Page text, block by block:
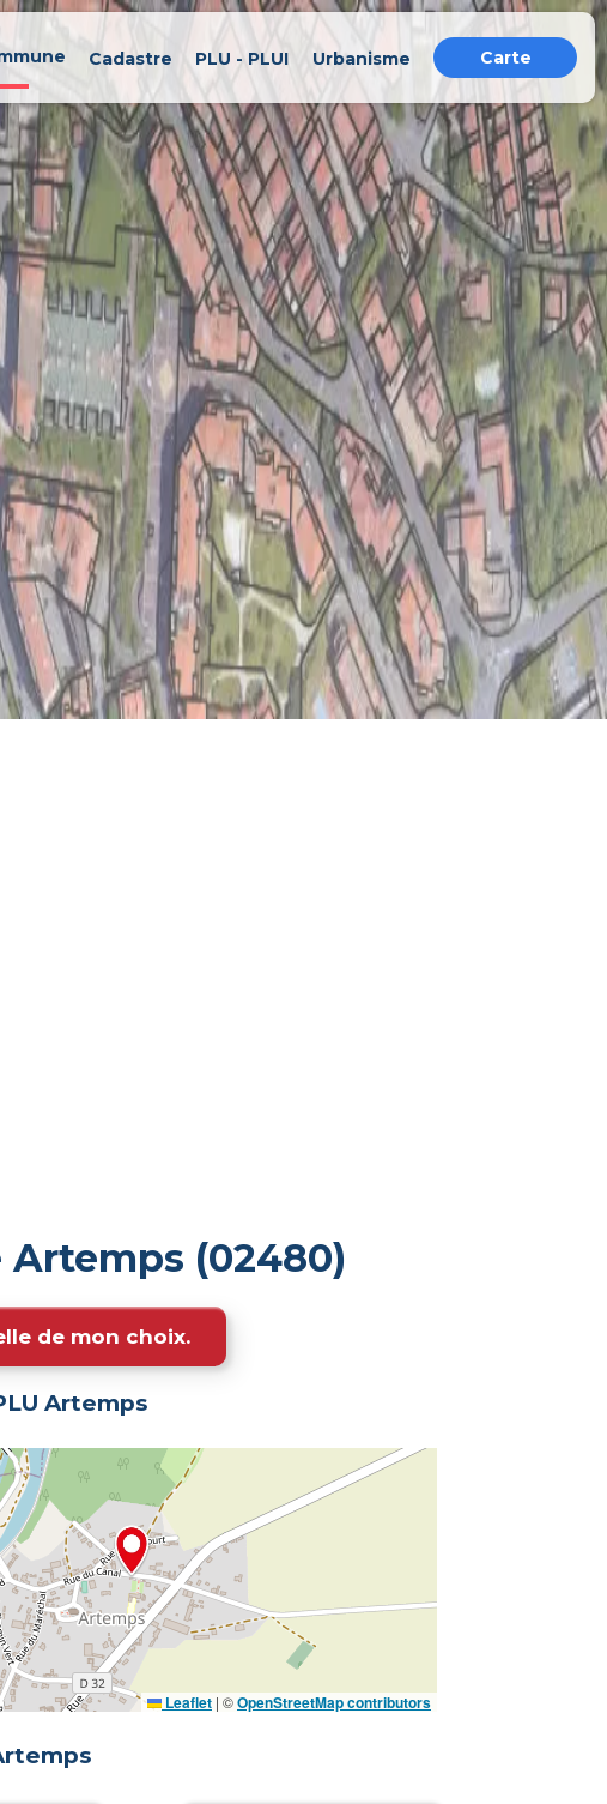
Cadastre PLU - PLUI Urbanisme Carte
(02480)
de mon choix.
Artemps
Leaflet | ©OpenStreetMap contributors